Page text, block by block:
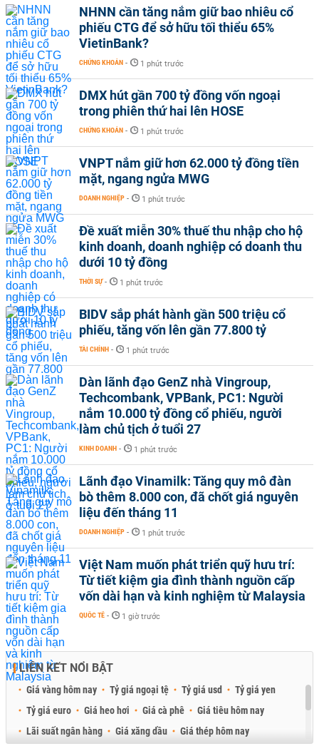
NHNN cần tăng nắm giữ bao nhiêu cổ
phiếu CTG để sở hữu tối thiểu 65%
VietinBank?
CHỨNG KHOÁN - 1 phút trước
DMX hút gần 700 tỷ đồng vốn ngoại
trong phiên thứ hai lên HOSE
CHỨNG KHOÁN - 1 phút trước
VNPT nắm giữ hơn 62.000 tỷ đồng tiền
mặt, ngang ngửa MWG
DOANH NGHIỆP - 1 phút trước
Đề xuất miễn 30% thuế thu nhập cho hộ
kinh doanh, doanh nghiệp có doanh thu
dưới 10 tỷ đồng
THỜI SỰ - 1 phút trước
BIDV sắp phát hành gần 500 triệu cổ
phiếu, tăng vốn lên gần 77.800 tỷ
TÀI CHÍNH - 1 phút trước
Dàn lãnh đạo GenZ nhà Vingroup,
Techcombank, VPBank, PC1: Người
nắm 10.000 tỷ đồng cổ phiếu, người
làm chủ tịch ở tuổi 27
KINH DOANH - 1 phút trước
Lãnh đạo Vinamilk: Tăng quy mô đàn
bò thêm 8.000 con, đã chốt giá nguyên
liệu đến tháng 11
DOANH NGHIỆP - 1 phút trước
Việt Nam muốn phát triển quỹ hưu trí:
Từ tiết kiệm gia đình thành nguồn cấp
vốn dài hạn và kinh nghiệm từ Malaysia
QUỐC TẾ - 1 giờ trước
LIÊN KẾT NỔI BẬT
Giá vàng hôm nay Tỷ giá ngoại tệ Tỷ giá usd
Tỷ giá yen
Tỷ giá euro
Giá heo hơi Giá cà phê
Giá tiêu hôm nay
Lãi suất ngân hàng
Giá xăng dầu
Giá thép hôm nay